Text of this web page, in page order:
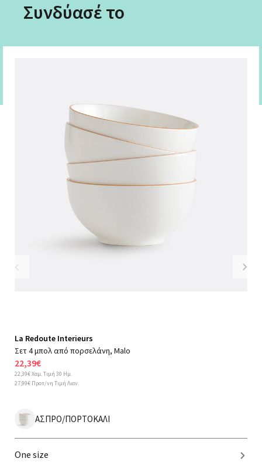
Συνδύασέ το
La Redoute Interieurs
Σετ 4 μπολ από πορσελάνη, Malo
22,39€
22,39€ Χαμ. Τιμή 30 Ημ.
27,99€ Προτ/νη Τιμή Λιαν.
ΑΣΠΡΟ/ΠΟΡΤΟΚΑΛΙ
One size